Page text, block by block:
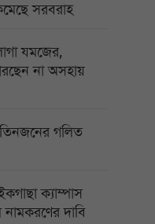
সরবরাহ
যমজের,
না অসহায়
গলিত
ক্যাম্পাস
নামকরণের দাবি